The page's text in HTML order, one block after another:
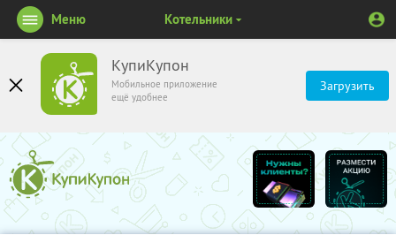
КупиКупон
Мобильное приложение
ещё удобнее
Загрузить
Меню Котельники